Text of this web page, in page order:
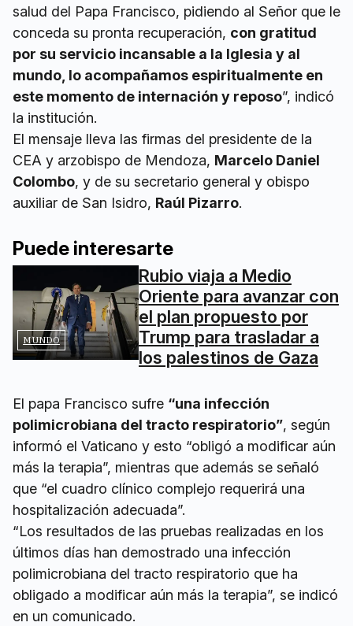
salud del Papa Francisco, pidiendo al Señor que le
conceda su pronta recuperación, con gratitud
por su servicio incansable a la Iglesia y al
mundo, lo acompañamos espiritualmente en
este momento de internación y reposo”, indicó
la institución.
El mensaje lleva las firmas del presidente de la
CEA y arzobispo de Mendoza, Marcelo Daniel
Colombo, y de su secretario general y obispo
auxiliar de San Isidro, Raúl Pizarro.
Puede interesarte
MUNDO
Rubio viaja a Medio
Oriente para avanzar con
el plan propuesto por
Trump para trasladar a
los palestinos de Gaza
El papa Francisco sufre “una infección
polimicrobiana del tracto respiratorio”, según
informó el Vaticano y esto “obligó a modificar aún
más la terapia”, mientras que además se señaló
que “el cuadro clínico complejo requerirá una
hospitalización adecuada”.
“Los resultados de las pruebas realizadas en los
últimos días han demostrado una infección
polimicrobiana del tracto respiratorio que ha
obligado a modificar aún más la terapia”, se indicó
en un comunicado.